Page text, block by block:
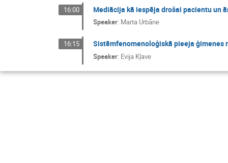
16:00 Mediācija kā iespēja drošai pacientu un
Speaker: Marta Urbāne
16:15 Sistēmfenomenoloģiskā pieeja ģimenes
Speaker: Evija Kļave